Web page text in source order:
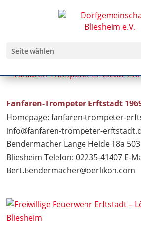
Seite wählen
Fanfaren-Trompeter Erftstadt
Homepage: fanfaren-trompeter-
info@fanfaren-trompeter-
Bendermacher Lange Heide 18a
Bliesheim Telefon: 02235-41407 E-
Bert.Bendermacher@oerlikon.com